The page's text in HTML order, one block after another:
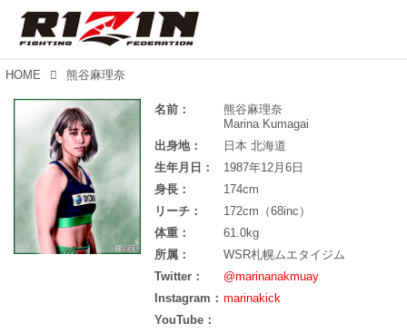
HOME 熊谷麻理奈
名前：
熊谷麻理奈
Marina Kumagai
出身地：
日本 北海道
生年月日：
1987年12月6日
身長：
174cm
リーチ：
172cm（68inc）
体重：
61.0kg
所属：
WSR札幌ムエタイジム
Twitter：
@marinanakmuay
Instagram： marinakick
YouTube：